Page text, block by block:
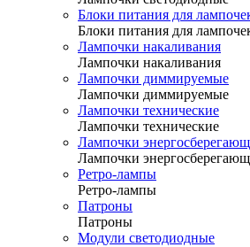
Блоки питания для
Блоки питания для
Лампочки накаливания
Лампочки накаливания
Лампочки диммируемые
Лампочки диммируемые
Лампочки технические
Лампочки технические
Лампочки
Лампочки
Ретро-лампы
Ретро-лампы
Патроны
Патроны
Модули светодиодные